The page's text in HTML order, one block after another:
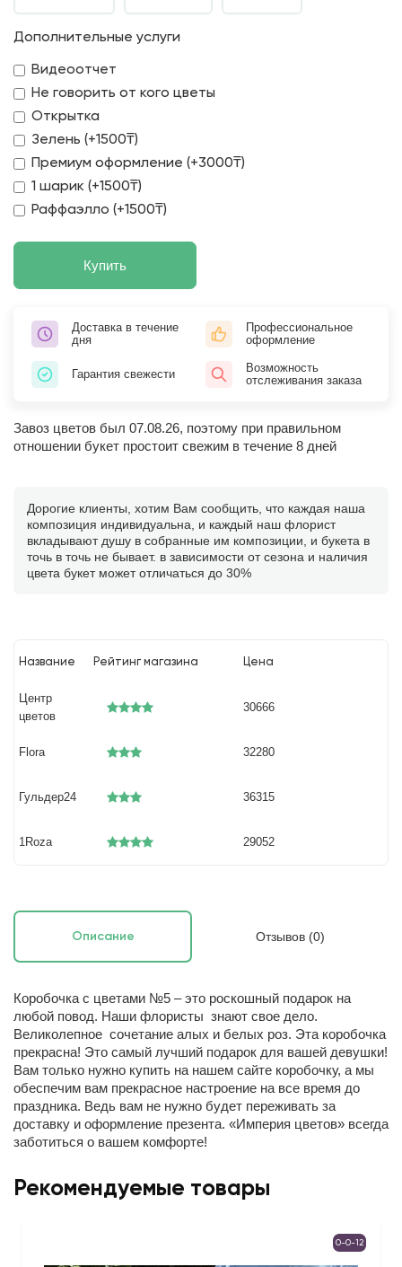
Дополнительные услуги
Видеоотчет
Не говорить от кого цветы
Открытка
Зелень (+1500₸)
Премиум оформление (+3000₸)
1 шарик (+1500₸)
Раффаэлло (+1500₸)
Купить
Доставка в течение
дня
Профессиональное
оформление
Гарантия свежести
Возможность
отслеживания заказа
Завоз цветов был 07.08.26, поэтому при правильном
отношении букет простоит свежим в течение 8 дней
Дорогие клиенты, хотим Вам сообщить, что каждая наша
композиция индивидуальна, и каждый наш флорист
вкладывают душу в собранные им композиции, и букета в
точь в точь не бывает. в зависимости от сезона и наличия
цвета букет может отличаться до 30%
Название Рейтинг магазина Цена
Центр
цветов
30666
Flora 32280
Гульдер24 36315
1Roza 29052
Описание Отзывов (0)
Коробочка с цветами №5 – это роскошный подарок на
любой повод. Наши флористы знают свое дело.
Великолепное сочетание алых и белых роз. Эта коробочка
прекрасна! Это самый лучший подарок для вашей девушки!
Вам только нужно купить на нашем сайте коробочку, а мы
обеспечим вам прекрасное настроение на все время до
праздника. Ведь вам не нужно будет переживать за
доставку и оформление презента. «Империя цветов» всегда
заботиться о вашем комфорте!
Рекомендуемые товары
0-0-12